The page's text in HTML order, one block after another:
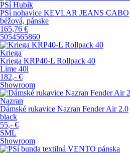
PSí Hubík
PSí nohavice KEVLAR JEANS CABO
béžová, pánske
165,76 €
5054565860
Kriega
Kriega KRP40-L Rollpack 40
Lime 40l
182,- €
Showroom
Nazran
Dámské rukavice Nazran Fender Air 2.0
black
55,- €
SML
Showroom